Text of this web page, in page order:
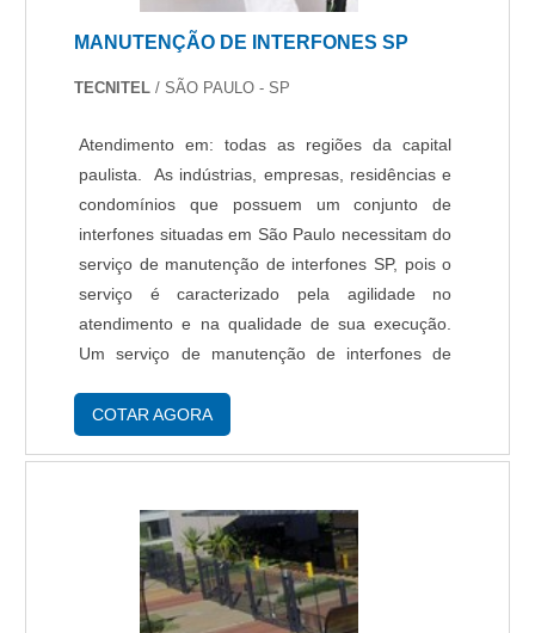
atua com cerca elétrica e acesso remoto,
garantindo o que há de melhor na
residencial, deve-se descartar empresas que
não tenham produtos e serviços com ótima
qualidade e proteção, detalhes que passam
despercebidos e podem gerar prejuízo futuros
para os clientes.Existem muitas formas
diferentes de demonstrar conhecimento e
autoridade em sua área de atuação. Os motivos
pelos quais a Protelt é líder quando buscar por
os serviços; Responsável; Altamente qualificada;
residencial. É possível encontrar itens variados
com tecnologia de ponta, como alarme digital e
acesso remoto.Tudo isso por ser comprometida
com os serviços e altamente qualificada,
MANUTENÇÃO DE INTERFONES SP
TECNITEL / SÃO PAULO - SP
Atendimento em: todas as regiões da capital
paulista. As indústrias, empresas, residências e
condomínios que possuem um conjunto de
interfones situadas em São Paulo necessitam do
serviço de manutenção de interfones SP, pois o
serviço é caracterizado pela agilidade no
atendimento e na qualidade de sua execução.
Um serviço de manutenção de interfones de
realizar um investimento ideal, sem que haja
COTAR AGORA